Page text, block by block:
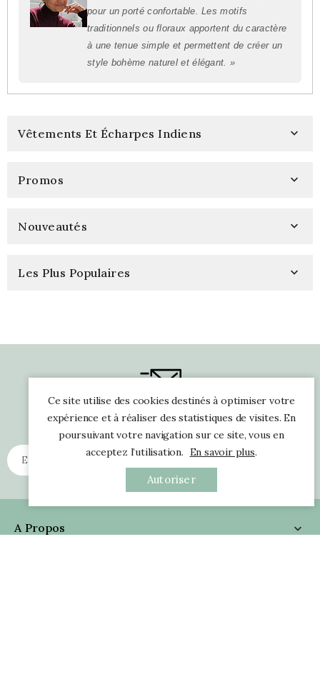
pour un porté confortable. Les motifs
traditionnels ou floraux apportent du caractère
à une tenue simple et permettent de créer un
style bohème naturel et élégant. »
Vêtements Et Écharpes Indiens 
Promos 
Nouveautés 
Les Plus Populaires 
Recevez Nos Infos (1/mois)
A Propos

Ce site utilise des cookies destinés à optimiser votre
expérience et à réaliser des statistiques de visites. En
poursuivant votre navigation sur ce site, vous en
acceptez l’utilisation. En savoir plus.
Autoriser